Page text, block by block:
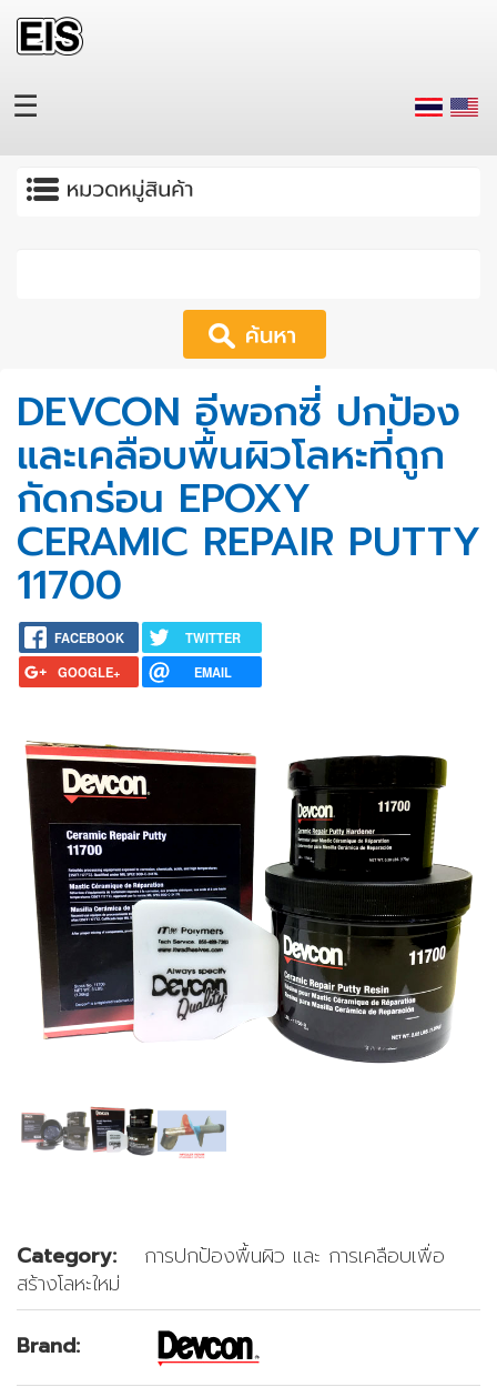
Skip to main content
☰
Apply
DEVCON อีพอกซี่ ปกป้อง
และเคลือบพื้นผิวโลหะที่ถูก
กัดกร่อน EPOXY
CERAMIC REPAIR PUTTY
11700
FACEBOOK
TWITTER
GOOGLE+
EMAIL
Category:
การปกป้องพื้นผิว และ การเคลือบเพื่อ
สร้างโลหะใหม่
Brand: